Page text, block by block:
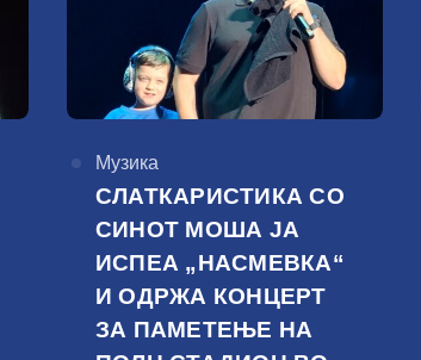
КАтегорија
Музика
СЛАТКАРИСТИКА СО
СИНОТ МОША ЈА
ИСПЕА „НАСМЕВКА“
И ОДРЖА КОНЦЕРТ
ЗА ПАМЕТЕЊЕ НА